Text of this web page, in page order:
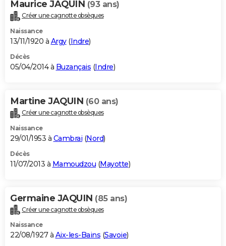
Maurice JAQUIN (93 ans)
Créer une cagnotte obsèques
Naissance
13/11/1920 à Argy(Indre)
Décès
05/04/2014 à Buzançais (Indre)
Martine JAQUIN (60 ans)
Créer une cagnotte obsèques
Naissance
29/01/1953 à Cambrai (Nord)
Décès
11/07/2013 à Mamoudzou (Mayotte)
Germaine JAQUIN (85 ans)
Créer une cagnotte obsèques
Naissance
22/08/1927 à Aix-les-Bains (Savoie)